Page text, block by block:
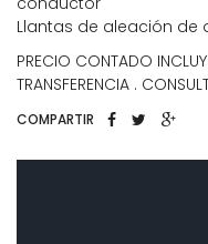
Llantas de aleación de
PRECIO CONTADO
TRANSFERENCIA .
COMPARTIR